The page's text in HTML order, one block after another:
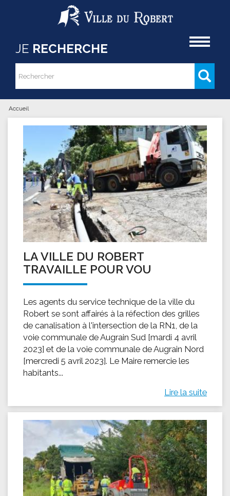
Aller au contenu principal
JE RECHERCHE
Formulaire de recherche
Rechercher
Vous êtes ici
Accueil
LA VILLE DU ROBERT
TRAVAILLE POUR VOU
Les agents du service technique de la ville du
Robert se sont affairés à la réfection des grilles
de canalisation à l'intersection de la RN1, de la
voie communale de Augrain Sud [mardi 4 avril
2023] et de la voie communale de Augrain Nord
[mercredi 5 avril 2023]. Le Maire remercie les
habitants...
Lire la suite